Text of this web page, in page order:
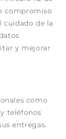
compromiso
cuidado de la
y mejorar
como
teléfonos
entregas.